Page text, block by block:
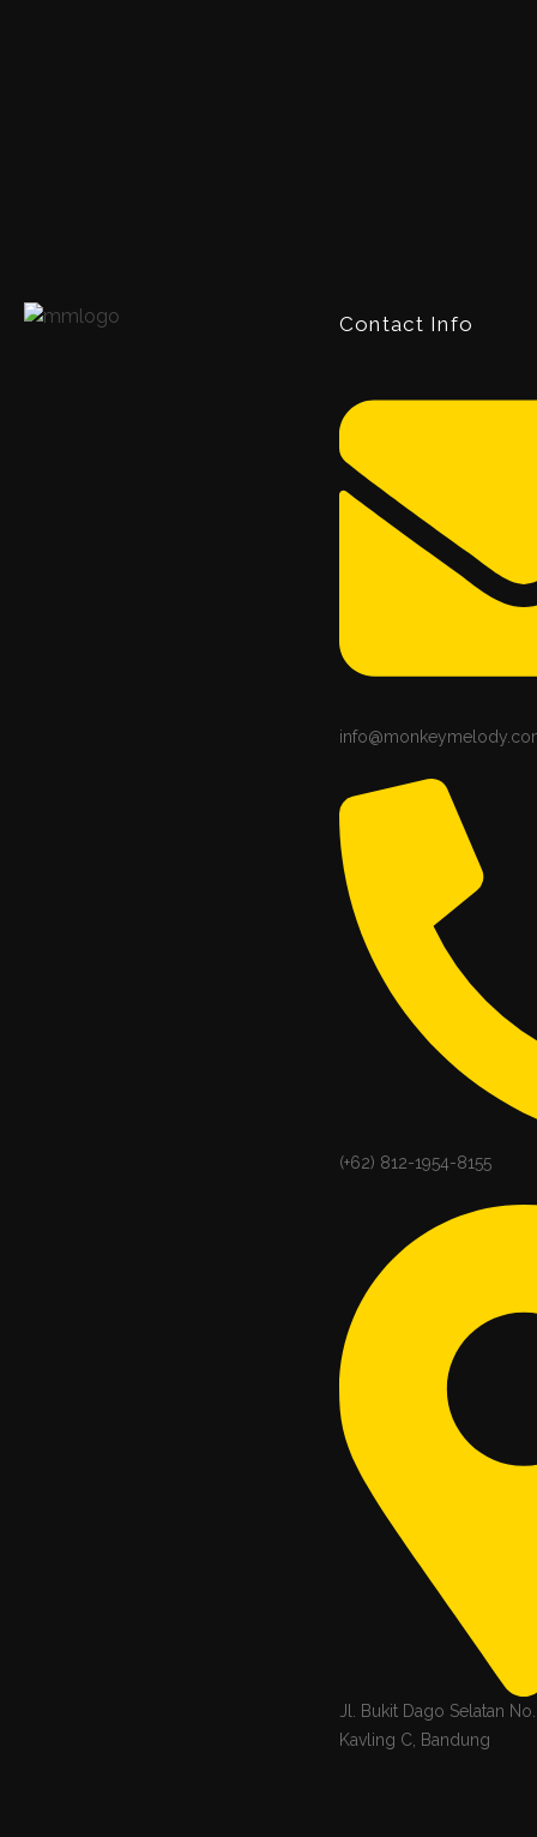
Contact Info
(+62) 812-1954-8155
Jl. Bukit Dago Selatan
Kavling C, Bandung